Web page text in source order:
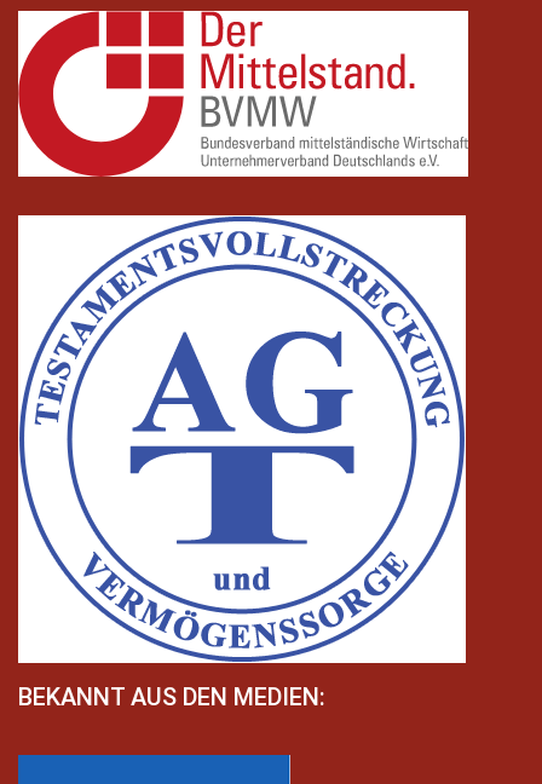
BEKANNT AUS DEN MEDIEN: